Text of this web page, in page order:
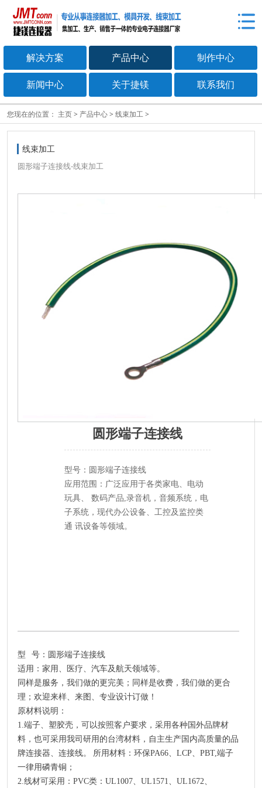
解决方案 产品中心 制作中心
新闻中心 关于捷镁 联系我们
您现在的位置： 主页> 产品中心> 线束加工 >
线束加工
圆形端子连接线-线束加工
圆形端子连接线
型号：圆形端子连接线
应用范围：广泛应用于各类家电、电动
玩具、 数码产品,录音机，音频系统，电
子系统，现代办公设备、工控及监控类
通 讯设备等领域。
型 号：圆形端子连接线
适用：家用、医疗、汽车及航天领域等。
同样是服务，我们做的更完美；同样是收费，我们做的更合
理；欢迎来样、来图、专业设计订做！
原材料说明：
1.端子、塑胶壳，可以按照客户要求，采用各种国外品牌材
料，也可采用我司研用的台湾材料，自主生产国内高质量的品
牌连接器、连接线。 所用材料：环保PA66、LCP、PBT,端子
一律用磷青铜；
2.线材可采用：PVC类：UL1007、UL1571、UL1672、